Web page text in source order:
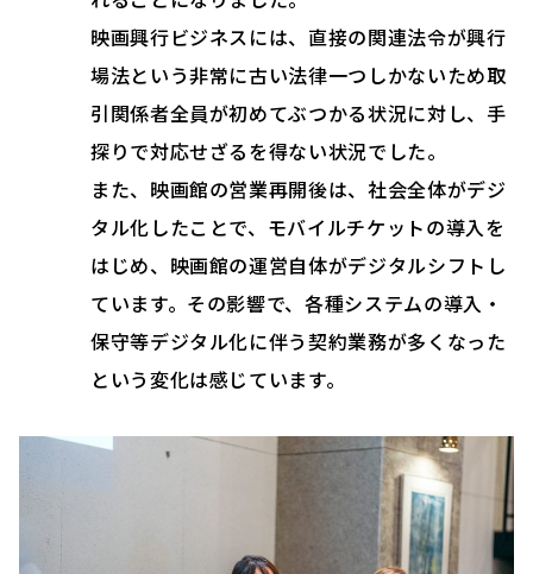
映画興行ビジネスには、直接の関連法令が興行
場法という非常に古い法律一つしかないため取
引関係者全員が初めてぶつかる状況に対し、手
探りで対応せざるを得ない状況でした。
また、映画館の営業再開後は、社会全体がデジ
タル化したことで、モバイルチケットの導入を
はじめ、映画館の運営自体がデジタルシフトし
ています。その影響で、各種システムの導入・
保守等デジタル化に伴う契約業務が多くなった
という変化は感じています。